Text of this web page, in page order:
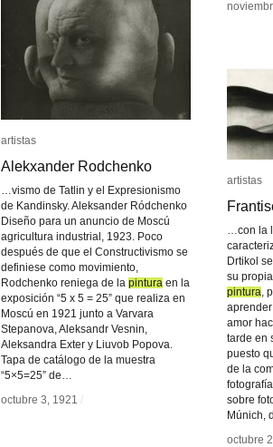
artistas
Alekxander Rodchenko
…vismo de Tatlin y el Expresionismo
de Kandinsky. Aleksander Ródchenko
Diseño para un anuncio de Moscú
agricultura industrial, 1923. Poco
después de que el Constructivismo se
definiese como movimiento,
Rodchenko reniega de la pintura en la
exposición “5 x 5 = 25” que realiza en
Moscú en 1921 junto a Varvara
Stepanova, Aleksandr Vesnin,
Aleksandra Exter y Liuvob Popova.
Tapa de catálogo de la muestra
“5×5=25” de…
octubre 3, 1921 /
artistas
Alekxander Rodchenko
pintura
octubre 3, 1921 /
artistas
…con la
Drtikol
su
pintura ,
amor
tarde en
puesto
de la
sobre
Múnich,
octubre
artistas
pintura
octubre